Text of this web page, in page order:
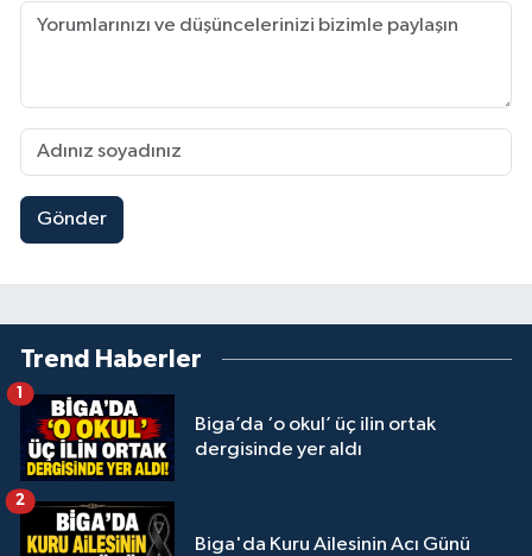
Gönder
Trend Haberler
Biga’da ‘o okul’ üç ilin ortak
dergisinde yer aldı
1
Biga'da Kuru Ailesinin Acı Günü
2